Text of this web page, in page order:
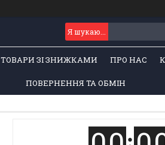
ТОВАРИ ЗІ ЗНИЖКАМИ ПРО НАС
ПОВЕРНЕННЯ ТА ОБМІН